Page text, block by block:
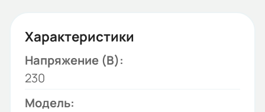
Характеристики
Напряжение (В):
230
Модель: